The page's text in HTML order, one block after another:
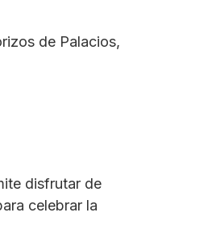
de Palacios,
disfrutar de
celebrar la